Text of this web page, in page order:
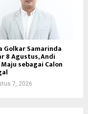
Golkar Samarinda
8 Agustus, Andi
sebagai Calon
7, 2026